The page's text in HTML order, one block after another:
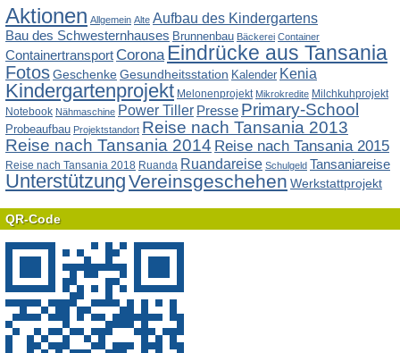
Aktionen Allgemein Alte Aufbau des Kindergartens
Bau des Schwesternhauses Brunnenbau Bäckerei Container
Containertransport Corona Eindrücke aus Tansania
FotosGeschenkeGesundheitsstation Kalender Kenia
Kindergartenprojekt Melonenprojekt Mikrokredite Milchkuhprojekt
Notebook Nähmaschine Power Tiller Presse Primary-School
Probeaufbau Projektstandort Reise nach Tansania 2013
Reise nach Tansania 2014 Reise nach Tansania 2015
Reise nach Tansania 2018 Ruanda Ruandareise Schulgeld Tansaniareise
UnterstützungVereinsgeschehen Werkstattprojekt
QR-Code